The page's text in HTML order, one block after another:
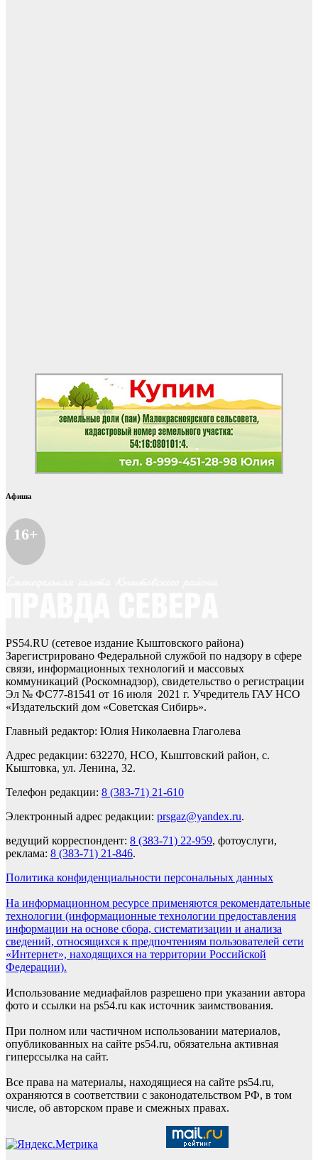
Афиша
16+
PS54.RU (сетевое издание Кыштовского района)
Зарегистрировано Федеральной службой по надзору в сфере
связи, информационных технологий и массовых
коммуникаций (Роскомнадзор), свидетельство о регистрации
Эл № ФС77-81541 от 16 июля 2021 г. Учредитель ГАУ НСО
«Издательский дом «Советская Сибирь».
Главный редактор: Юлия Николаевна Глаголева
Адрес редакции: 632270, НСО, Кыштовский район, с.
Кыштовка, ул. Ленина, 32.
Телефон редакции: 8 (383-71) 21-610
Электронный адрес редакции: prsgaz@yandex.ru.
ведущий корреспондент: 8 (383-71) 22-959, фотоуслуги,
реклама: 8 (383-71) 21-846.
Политика конфиденциальности персональных данных
На информационном ресурсе применяются рекомендательные
технологии (информационные технологии предоставления
информации на основе сбора, систематизации и анализа
сведений, относящихся к предпочтениям пользователей сети
«Интернет», находящихся на территории Российской
Федерации).
Использование медиафайлов разрешено при указании автора
фото и ссылки на ps54.ru как источник заимствования.
При полном или частичном использовании материалов,
опубликованных на сайте ps54.ru, обязательна активная
гиперссылка на сайт.
Все права на материалы, находящиеся на сайте ps54.ru,
охраняются в соответствии с законодательством РФ, в том
числе, об авторском праве и смежных правах.